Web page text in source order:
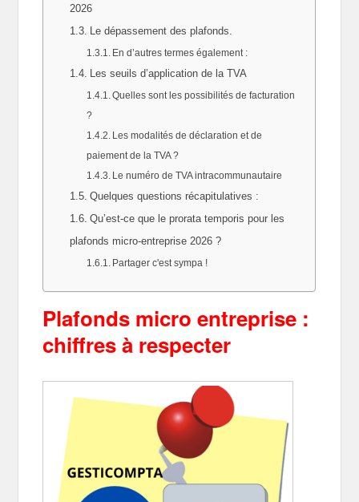
2026
Le dépassement des plafonds.
En d’autres termes également :
Les seuils d’application de la TVA
Quelles sont les possibilités de facturation
?
Les modalités de déclaration et de
paiement de la TVA ?
Le numéro de TVA intracommunautaire
Quelques questions récapitulatives :
Qu’est-ce que le prorata temporis pour les
plafonds micro-entreprise 2026 ?
Partager c'est sympa !
Plafonds micro entreprise :
chiffres à respecter